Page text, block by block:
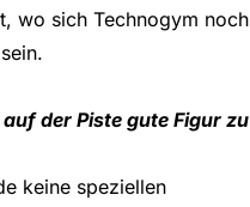
wo sich Technogym noch
der Piste gute Figur zu
keine speziellen